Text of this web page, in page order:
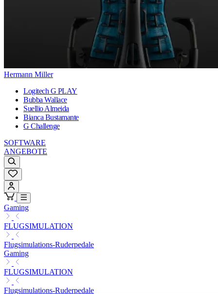
Hermann Miller
Logitech G PLAY
Bubba Wallace
Suellio Almeida
Bianca Bustamante
G Challenge
SOFTWARE
ANGEBOTE
Gaming
FLUGSIMULATION
Flugsimulations-Ruderpedale
Gaming
FLUGSIMULATION
Flugsimulations-Ruderpedale